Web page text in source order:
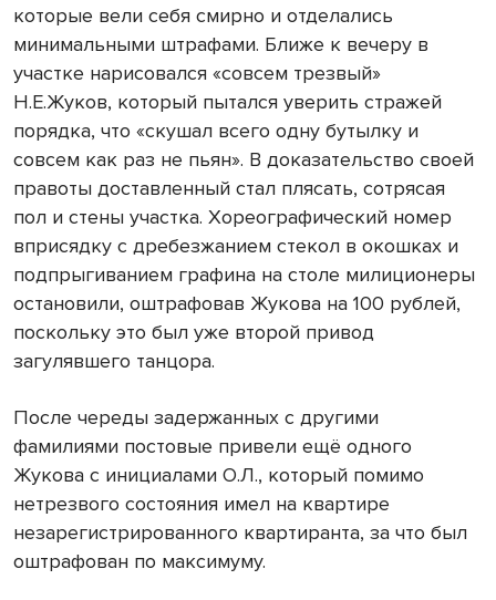
которые вели себя смирно и отделались
минимальными штрафами. Ближе к вечеру в
участке нарисовался «совсем трезвый»
Н.Е.Жуков, который пытался уверить стражей
порядка, что «скушал всего одну бутылку и
совсем как раз не пьян». В доказательство своей
правоты доставленный стал плясать, сотрясая
пол и стены участка. Хореографический номер
вприсядку с дребезжанием стекол в окошках и
подпрыгиванием графина на столе милиционеры
остановили, оштрафовав Жукова на 100 рублей,
поскольку это был уже второй привод
загулявшего танцора.
После череды задержанных с другими
фамилиями постовые привели ещё одного
Жукова с инициалами О.Л., который помимо
нетрезвого состояния имел на квартире
незарегистрированного квартиранта, за что был
оштрафован по максимуму.